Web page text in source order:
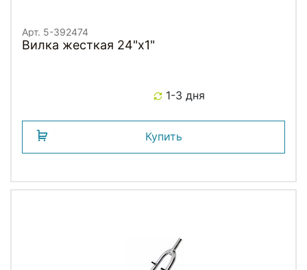
Арт. 5-392474
Вилка жесткая 24"х1"
1-3 дня
Купить